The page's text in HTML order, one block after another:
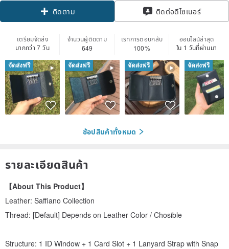
ติดตาม ติดต่อดีไซเนอร์
เตรียมจัดส่ง
มากกว่า 7 วัน
จำนวนผู้ติดตาม
649
เรทการตอบกลับ
100%
ออนไลน์ล่าสุด
ใน 1 วันที่ผ่านมา
จัดส่งฟรี จัดส่งฟรี จัดส่งฟรี จัดส่งฟรี
ช้อปสินค้าทั้งหมด
รายละเอียดสินค้า
【About This Product】
Leather: Saffiano Collection
Thread: [Default] Depends on Leather Color / Chosible
Structure: 1 ID Window + 1 Card Slot + 1 Lanyard Strap with Snap